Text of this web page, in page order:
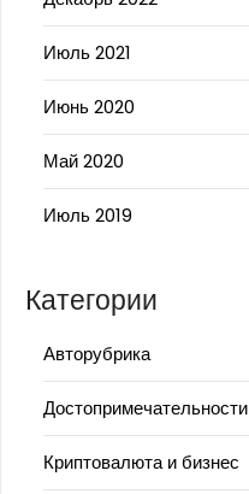
Июль 2021
Июнь 2020
Май 2020
Июль 2019
Категории
Авторубрика
Достопримечательности
Криптовалюта и бизнес